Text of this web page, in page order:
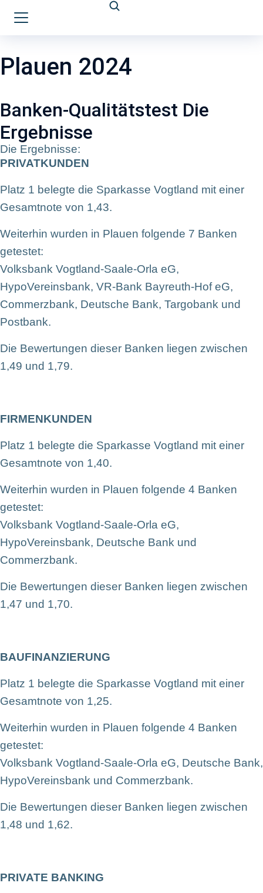
Plauen 2024
Banken-Qualitätstest Die
Ergebnisse
Die Ergebnisse:
PRIVATKUNDEN
Platz 1 belegte die Sparkasse Vogtland mit einer
Gesamtnote von 1,43.
Weiterhin wurden in Plauen folgende 7 Banken
getestet:
Volksbank Vogtland-Saale-Orla eG,
HypoVereinsbank, VR-Bank Bayreuth-Hof eG,
Commerzbank, Deutsche Bank, Targobank und
Postbank.
Die Bewertungen dieser Banken liegen zwischen
1,49 und 1,79.
FIRMENKUNDEN
Platz 1 belegte die Sparkasse Vogtland mit einer
Gesamtnote von 1,40.
Weiterhin wurden in Plauen folgende 4 Banken
getestet:
Volksbank Vogtland-Saale-Orla eG,
HypoVereinsbank, Deutsche Bank und
Commerzbank.
Die Bewertungen dieser Banken liegen zwischen
1,47 und 1,70.
BAUFINANZIERUNG
Platz 1 belegte die Sparkasse Vogtland mit einer
Gesamtnote von 1,25.
Weiterhin wurden in Plauen folgende 4 Banken
getestet:
Volksbank Vogtland-Saale-Orla eG, Deutsche Bank,
HypoVereinsbank und Commerzbank.
Die Bewertungen dieser Banken liegen zwischen
1,48 und 1,62.
PRIVATE BANKING